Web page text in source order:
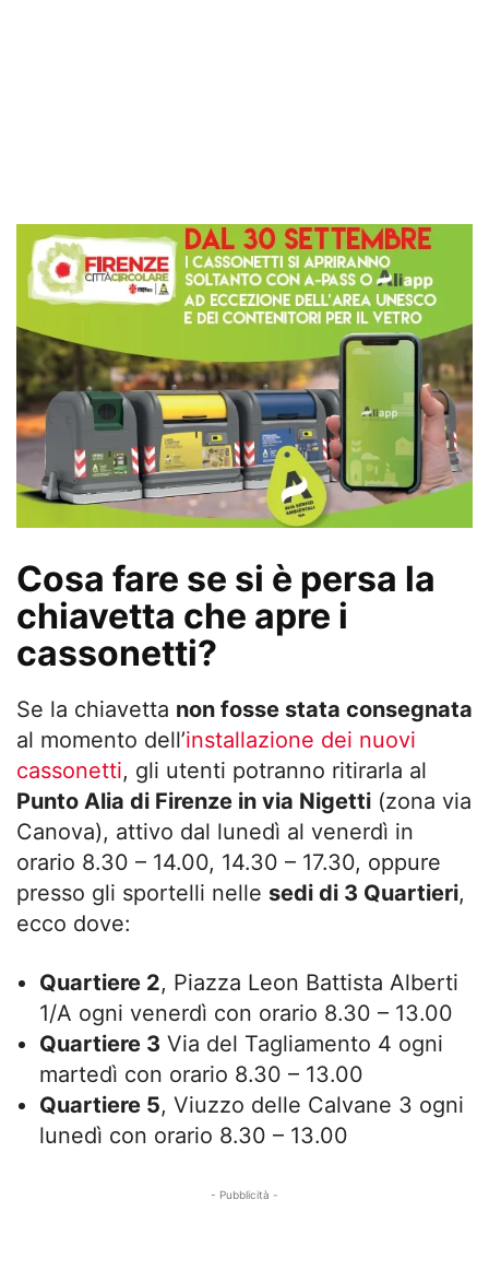
Cosa fare se si è persa la
chiavetta che apre i
cassonetti?
Se la chiavetta non fosse stata consegnata
al momento dell’installazione dei nuovi
cassonetti, gli utenti potranno ritirarla al
Punto Alia di Firenze in via Nigetti (zona via
Canova), attivo dal lunedì al venerdì in
orario 8.30 – 14.00, 14.30 – 17.30, oppure
presso gli sportelli nelle sedi di 3 Quartieri,
ecco dove:
Quartiere 2, Piazza Leon Battista Alberti
1/A ogni venerdì con orario 8.30 – 13.00
Quartiere 3 Via del Tagliamento 4 ogni
martedì con orario 8.30 – 13.00
Quartiere 5, Viuzzo delle Calvane 3 ogni
lunedì con orario 8.30 – 13.00
- Pubblicità -